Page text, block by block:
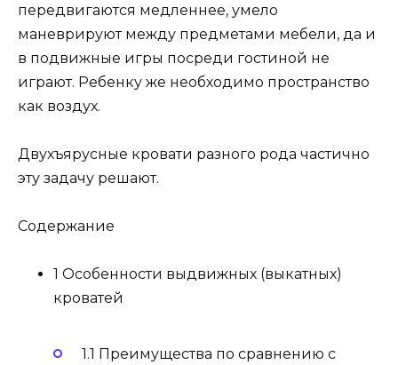
передвигаются медленнее, умело
маневрируют между предметами мебели, да и
в подвижные игры посреди гостиной не
играют. Ребенку же необходимо пространство
как воздух.
Двухъярусные кровати разного рода частично
эту задачу решают.
Содержание
1 Особенности выдвижных (выкатных)
кроватей
1.1 Преимущества по сравнению с